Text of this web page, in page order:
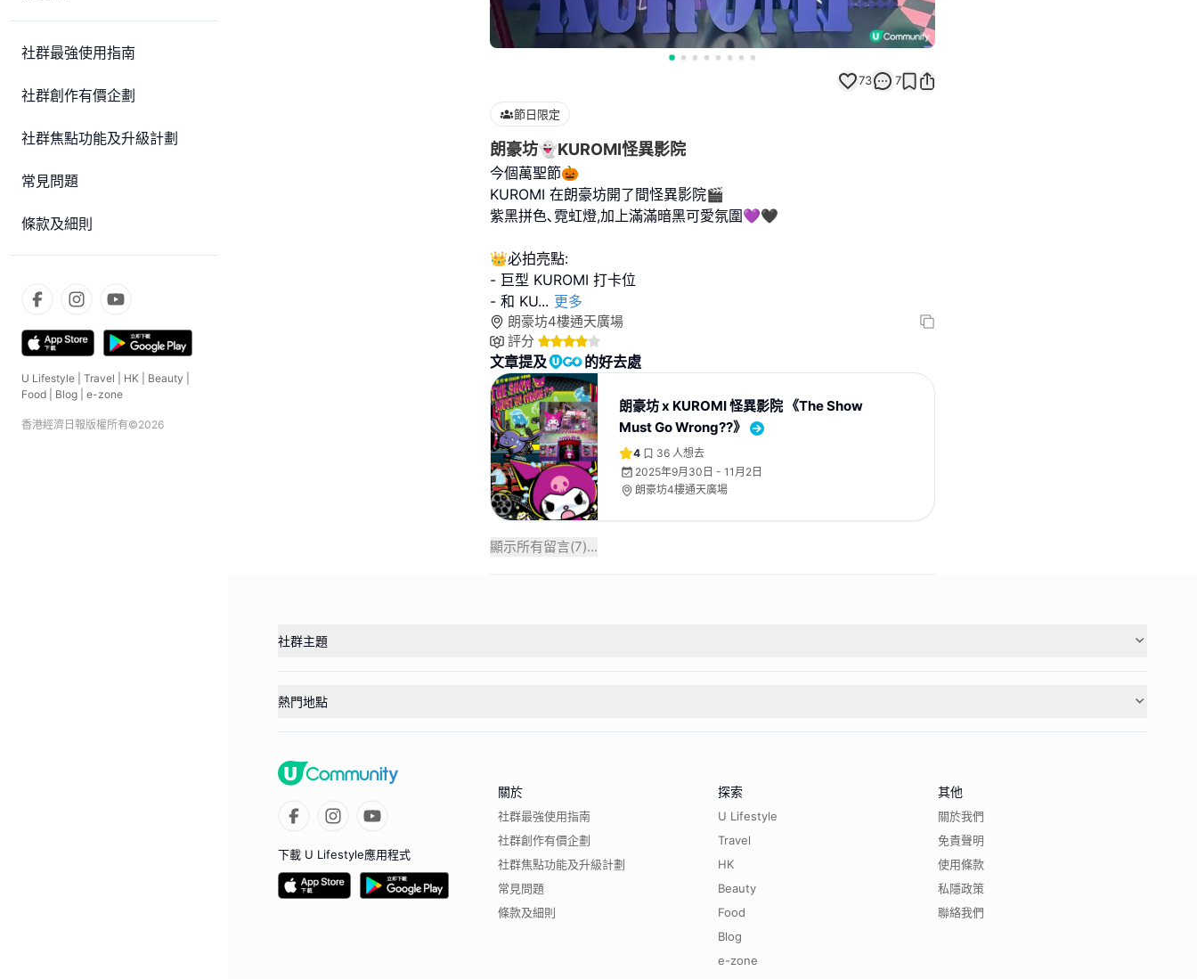
社群最強使用指南
社群創作有價企劃
社群焦點功能及升級計劃
常見問題
條款及細則
U Lifestyle Travel HK Beauty
Food
Blog e-zone
香港經濟日報版權所有©2026
73 7
節日限定
朗豪坊👻KUROMI怪異影院
今個萬聖節🎃
KUROMI 在朗豪坊開了間怪異影院🎬
紫黑拼色､霓虹燈,加上滿滿暗黑可愛氛圍💜🖤
👑必拍亮點:
- 巨型 KUROMI 打卡位
- 和 KU... 更多
朗豪坊4樓通天廣場
評分
文章提及 的好去處
朗豪坊 x KUROMI 怪異影院 《The Show
Must Go Wrong??》
4 36 人想去
2025年9月30日 - 11月2日
朗豪坊4樓通天廣場
顯示所有留言(7)...
社群主題
熱門地點
下載 U Lifestyle應用程式
關於
社群最強使用指南
社群創作有價企劃
社群焦點功能及升級計劃
常見問題
條款及細則
探索
U Lifestyle
Travel
HK
Beauty
Food
Blog
e-zone
其他
關於我們
免責聲明
使用條款
私隱政策
聯絡我們